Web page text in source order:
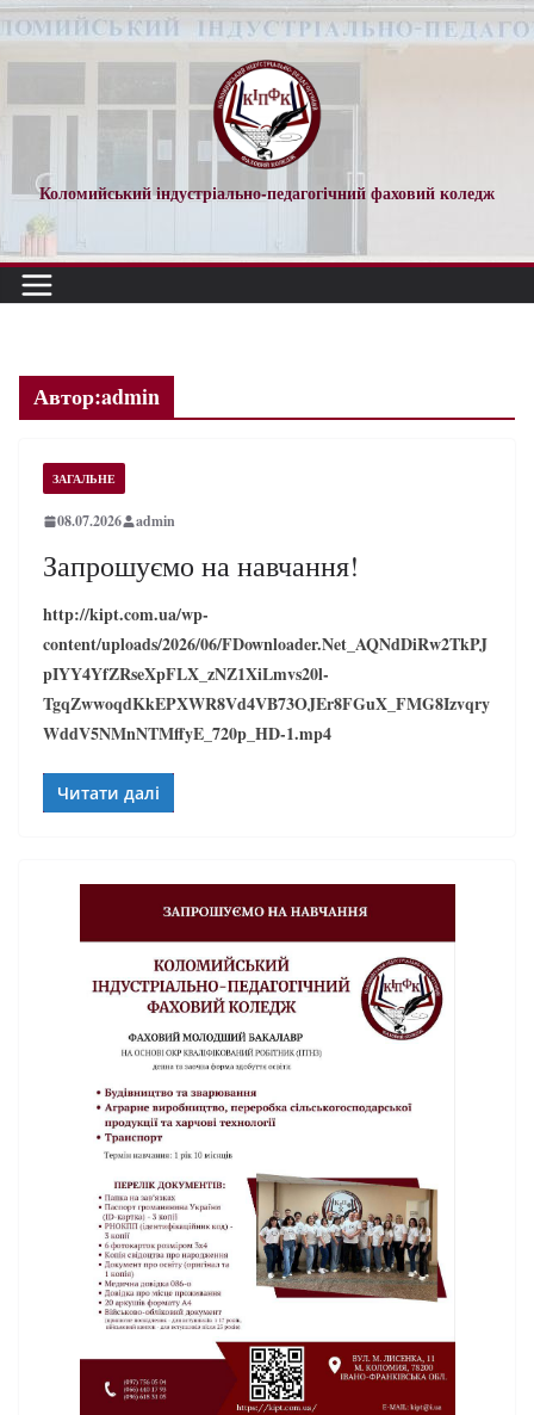
Перейти
до
Коломийський індустріально-педагогічний фаховий коледж
Автор:admin
ЗАГАЛЬНЕ
08.07.2026 admin
Запрошуємо на навчання!
http://kipt.com.ua/wp-
content/uploads/2026/06/FDownloader.Net_AQNdDiRw2TkPJ
pIYY4YfZRseXpFLX_zNZ1XiLmvs20l-
TgqZwwoqdKkEPXWR8Vd4VB73OJEr8FGuX_FMG8Izvqry
WddV5NMnNTMffyE_720p_HD-1.mp4
Читати далі